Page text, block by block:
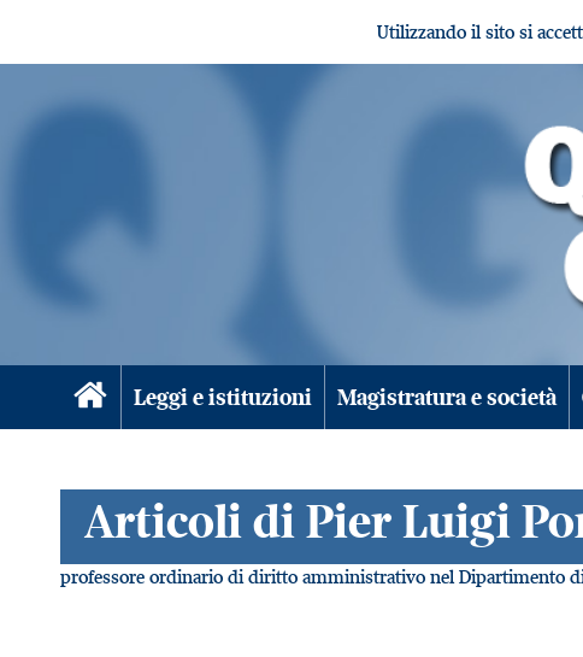
Utilizzando il sito si
Leggi e istituzioni Magistratura e società
Articoli di Pier Luigi
professore ordinario di diritto amministrativo nel Dipartimento